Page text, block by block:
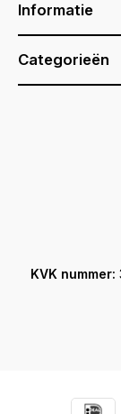
Informatie
Categorieën
KVK nummer: